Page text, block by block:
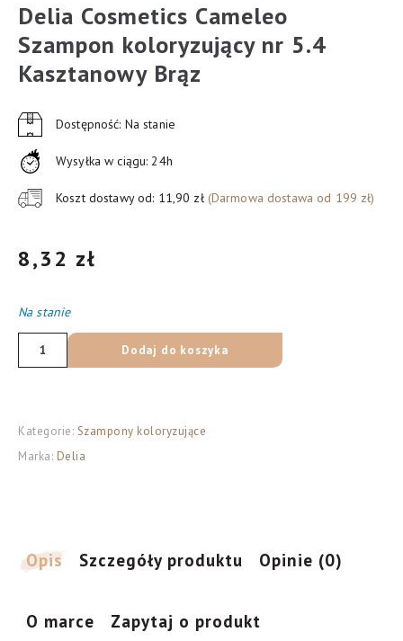
Delia Cosmetics Cameleo
Szampon koloryzujący nr 5.4
Kasztanowy Brąz
Dostępność: Na stanie
Wysyłka w ciągu: 24h
Koszt dostawy od: 11,90 zł (Darmowa dostawa od 199 zł)
8,32 zł
Na stanie
ilość
Delia
Szampon
koloryzujący
Brąz
Dodaj do koszyka
Kategorie: Szampony koloryzujące
Marka: Delia
Opis Szczegóły produktu Opinie (0)
O marce Zapytaj o produkt